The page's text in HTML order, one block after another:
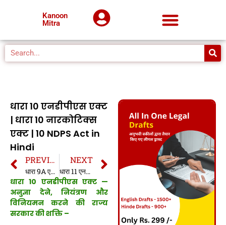
Kanoon
Mitra
धारा 10 एनडीपीएस एक्ट
| धारा 10 नारकोटिक्स
एक्ट | 10 NDPS Act in
Hindi
PREVIOUS
धारा 9A एनडीपीएस एक्ट | धारा 9A नारकोटिक्स एक्ट | 9A NDPS Act in Hindi
NEXT
धारा 11 एनडीपीएस एक्ट | धारा 11 नारकोटिक्स एक्ट | 11 NDPS Act in Hindi
धारा 10 एनडीपीएस एक्ट —
अनुज्ञा देने, नियंत्रण और
विनियमन करने की राज्य
सरकार की शक्ति –